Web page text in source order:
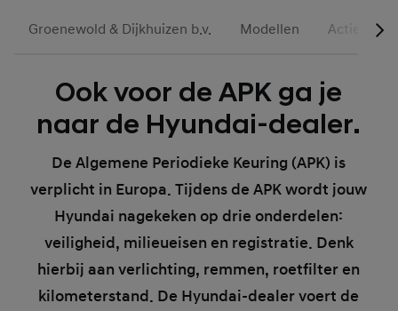
Groenewold & Dijkhuizen b.v. Modellen Acties
Ook voor de APK ga je
naar de Hyundai-dealer.
De Algemene Periodieke Keuring (APK) is
verplicht in Europa. Tijdens de APK wordt jouw
Hyundai nagekeken op drie onderdelen:
veiligheid, milieueisen en registratie. Denk
hierbij aan verlichting, remmen, roetfilter en
kilometerstand. De Hyundai-dealer voert de